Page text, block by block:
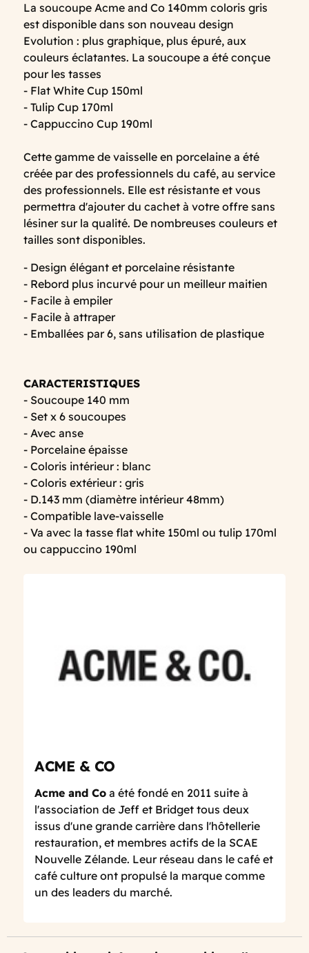
La soucoupe Acme and Co 140mm coloris gris
est disponible dans son nouveau design
Evolution : plus graphique, plus épuré, aux
couleurs éclatantes. La soucoupe a été conçue
pour les tasses
- Flat White Cup 150ml
- Tulip Cup 170ml
- Cappuccino Cup 190ml
Cette gamme de vaisselle en porcelaine a été
créée par des professionnels du café, au service
des professionnels. Elle est résistante et vous
permettra d'ajouter du cachet à votre offre sans
lésiner sur la qualité. De nombreuses couleurs et
tailles sont disponibles.
- Design élégant et porcelaine résistante
- Rebord plus incurvé pour un meilleur maitien
- Facile à empiler
- Facile à attraper
- Emballées par 6, sans utilisation de plastique
CARACTERISTIQUES
- Soucoupe 140 mm
- Set x 6 soucoupes
- Avec anse
- Porcelaine épaisse
- Coloris intérieur : blanc
- Coloris extérieur : gris
- D.143 mm (diamètre intérieur 48mm)
- Compatible lave-vaisselle
- Va avec la tasse flat white 150ml ou tulip 170ml
ou cappuccino 190ml
ACME & CO
Acme and Co a été fondé en 2011 suite à
l'association de Jeff et Bridget tous deux
issus d'une grande carrière dans l'hôtellerie
restauration, et membres actifs de la SCAE
Nouvelle Zélande. Leur réseau dans le café et
café culture ont propulsé la marque comme
un des leaders du marché.